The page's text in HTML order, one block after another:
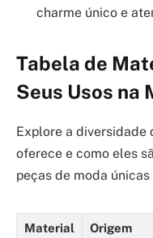
charme único e
Tabela de
Seus Usos na
Explore a diversidade
oferece e como eles
peças de moda
Material
Origem